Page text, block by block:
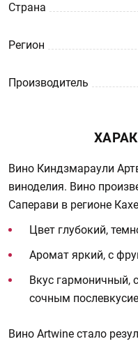
Страна
Регион
Производитель
Вино Киндзмараули
виноделия. Вино
Саперави в регионе
Цвет глубокий,
Аромат яркий, с
Вкус гармоничный,
сочным
Вино Artwine стало